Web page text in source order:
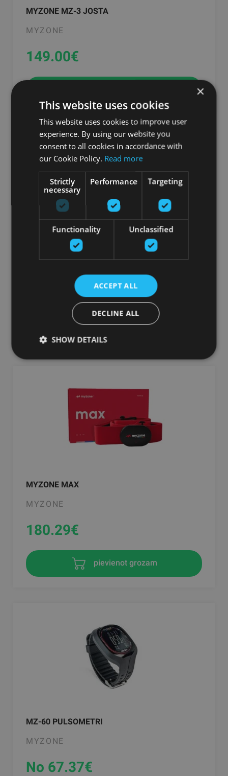
MYZONE MZ-3 JOSTA
MYZONE
149.00€
MYZONE MZ-1 JOSTA
pievienot grozam
MYZONE MAX
MYZONE
180.29€
pievienot grozam
MZ-60 PULSOMETRI
MYZONE
No 67.37€
×
This website uses cookies
This website uses cookies to improve user
experience. By using our website you
consent to all cookies in accordance with
our Cookie Policy. Read more
Strictly
necessary
Performance Targeting
Functionality Unclassified
ACCEPT ALL
DECLINE ALL
SHOW DETAILS